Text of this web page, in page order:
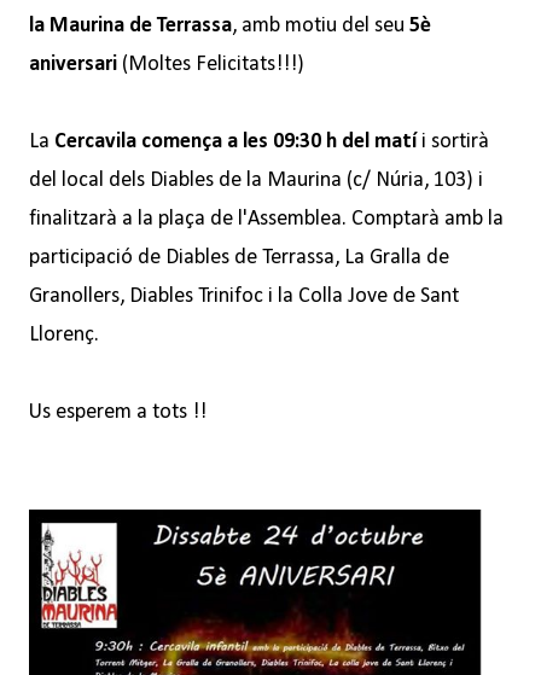
la Maurina de Terrassa, amb motiu del seu 5è
aniversari (Moltes Felicitats!!!)
La Cercavila comença a les 09:30 h del matí i sortirà
del local dels Diables de la Maurina (c/ Núria, 103) i
finalitzarà a la plaça de l'Assemblea. Comptarà amb la
participació de Diables de Terrassa, La Gralla de
Granollers, Diables Trinifoc i la Colla Jove de Sant
Llorenç.
Us esperem a tots !!